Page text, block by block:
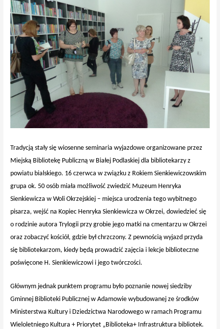
Tradycją stały się wiosenne seminaria wyjazdowe organizowane przez
Miejską Bibliotekę Publiczną w Białej Podlaskiej dla bibliotekarzy z
powiatu bialskiego. 16 czerwca w związku z Rokiem Sienkiewiczowskim
grupa ok. 50 osób miała możliwość zwiedzić Muzeum Henryka
Sienkiewicza w Woli Okrzejskiej – miejsca urodzenia tego wybitnego
pisarza, wejść na Kopiec Henryka Sienkiewicza w Okrzei, dowiedzieć się
o rodzinie autora Trylogii przy grobie jego matki na cmentarzu w Okrzei
oraz zobaczyć kościół, gdzie był chrzczony. Z pewnością wyjazd przyda
się bibliotekarzom, kiedy będą prowadzić zajęcia i lekcje biblioteczne
poświęcone H. Sienkiewiczowi i jego twórczości.
Głównym jednak punktem programu było poznanie nowej siedziby
Gminnej Biblioteki Publicznej w Adamowie wybudowanej ze środków
Ministerstwa Kultury i Dziedzictwa Narodowego w ramach Programu
Wieloletniego Kultura + Priorytet „Biblioteka+ Infrastruktura bibliotek.